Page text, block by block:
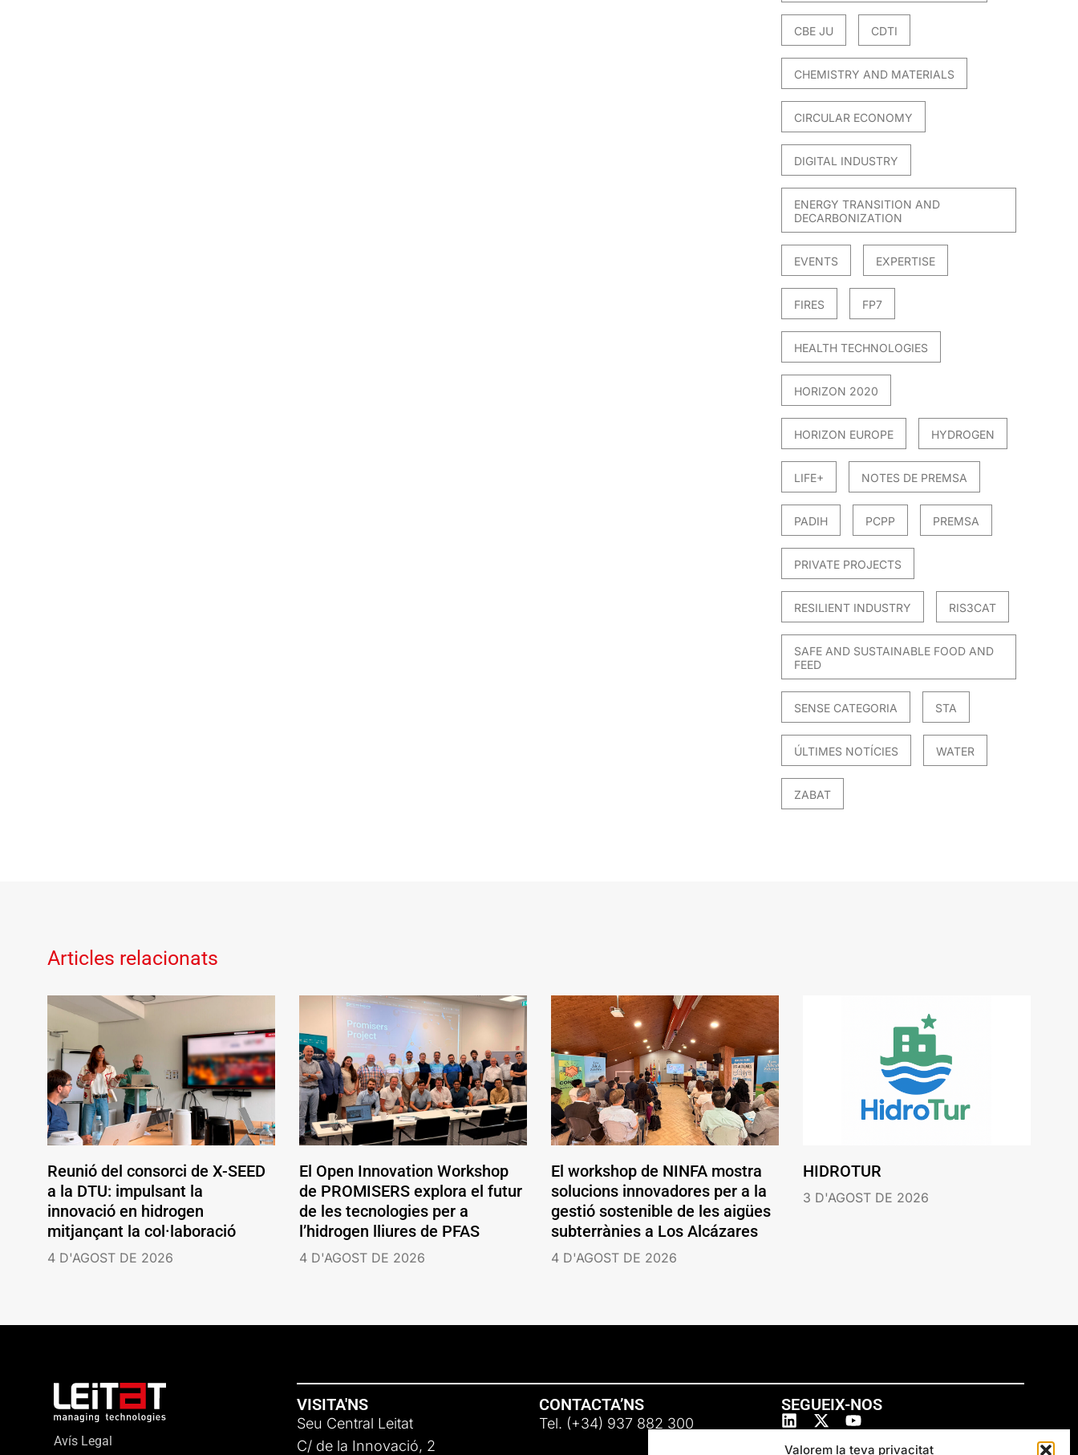
Valorem la teva privacitat
CBE JU CDTI
CHEMISTRY AND MATERIALS
CIRCULAR ECONOMY
DIGITAL INDUSTRY
ENERGY TRANSITION AND
DECARBONIZATION
EVENTS EXPERTISE
FIRES FP7
HEALTH TECHNOLOGIES
HORIZON 2020
HORIZON EUROPE HYDROGEN
LIFE+ NOTES DE PREMSA
PADIH PCPP PREMSA
PRIVATE PROJECTS
RESILIENT INDUSTRY RIS3CAT
SAFE AND SUSTAINABLE FOOD AND
FEED
SENSE CATEGORIA STA
ÚLTIMES NOTÍCIES WATER
ZABAT
Articles relacionats
Reunió del consorci de X-SEED
a la DTU: impulsant la
innovació en hidrogen
mitjançant la col·laboració
4 D'AGOST DE 2026
El Open Innovation Workshop
de PROMISERS explora el futur
de les tecnologies per a
l’hidrogen lliures de PFAS
4 D'AGOST DE 2026
El workshop de NINFA mostra
solucions innovadores per a la
gestió sostenible de les aigües
subterrànies a Los Alcázares
4 D'AGOST DE 2026
HIDROTUR
3 D'AGOST DE 2026
Avís Legal
VISITA'NS
Seu Central Leitat
C/ de la Innovació, 2
CONTACTA’NS
Tel. (+34) 937 882 300
SEGUEIX-NOS